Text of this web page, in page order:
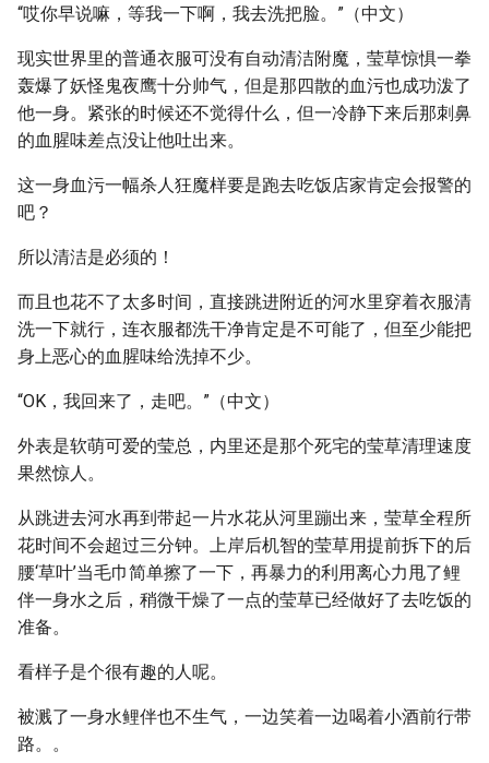
“哎你早说嘛，等我一下啊，我去洗把脸。”（中文）
现实世界里的普通衣服可没有自动清洁附魔，莹草惊惧一拳
轰爆了妖怪鬼夜鹰十分帅气，但是那四散的血污也成功泼了
他一身。紧张的时候还不觉得什么，但一冷静下来后那刺鼻
的血腥味差点没让他吐出来。
这一身血污一幅杀人狂魔样要是跑去吃饭店家肯定会报警的
吧？
所以清洁是必须的！
而且也花不了太多时间，直接跳进附近的河水里穿着衣服清
洗一下就行，连衣服都洗干净肯定是不可能了，但至少能把
身上恶心的血腥味给洗掉不少。
“OK，我回来了，走吧。”（中文）
外表是软萌可爱的莹总，内里还是那个死宅的莹草清理速度
果然惊人。
从跳进去河水再到带起一片水花从河里蹦出来，莹草全程所
花时间不会超过三分钟。上岸后机智的莹草用提前拆下的后
腰‘草叶’当毛巾简单擦了一下，再暴力的利用离心力甩了鲤
伴一身水之后，稍微干燥了一点的莹草已经做好了去吃饭的
准备。
看样子是个很有趣的人呢。
被溅了一身水鲤伴也不生气，一边笑着一边喝着小酒前行带
路。。